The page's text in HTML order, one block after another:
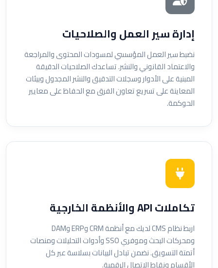
إدارة سير العمل والصلاحيات
نضبط سير العمل المؤسسي لمسودات المحتوى والمراجعة
والاعتماد القانوني والنشر. تساعدك الصلاحيات الدقيقة
المبنية على الأدوار وسجلات التدقيق والنشر المجدول وبيئات
المعاينة على تسريع تعاون الفرق مع الحفاظ على معايير
الحوكمة.
تكاملات API والأنظمة الخارجية
اربط نظام CMS لديك مع أنظمة CRM وERP وDAM
ومحركات البحث وموفري SSO وأدوات التحليلات ومنصات
أتمتة التسويق. نضمن تبادل البيانات بسلاسة عبر كل
الأقسام ونقاط الاتصال الرقمية.